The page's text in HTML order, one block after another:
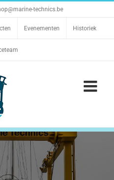
technics.be
Evenementen Historiek